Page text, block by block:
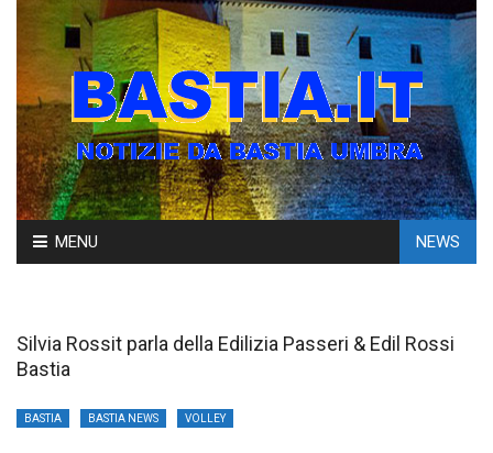
Skip
to
MENU NEWS
Silvia Rossit parla della Edilizia Passeri & Edil Rossi
Bastia
BASTIA BASTIA NEWS VOLLEY